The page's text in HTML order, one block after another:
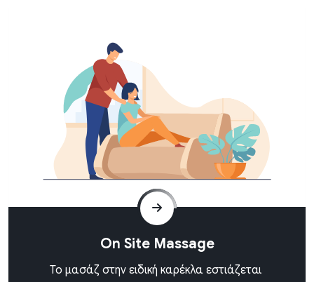
On Site Massage
Το μασάζ στην ειδική καρέκλα εστιάζεται